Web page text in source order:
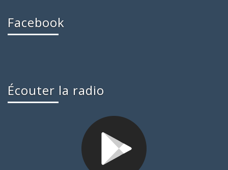
Facebook
Écouter la radio